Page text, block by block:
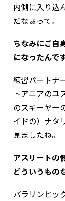
内側に入り込
だなぁって。
ちなみにご自
になったんで
練習パートナ
トアニアのユ
のスキーヤー
イドの）ナタ
見ましたね。
アスリートの
どういうもの
パラリンピッ